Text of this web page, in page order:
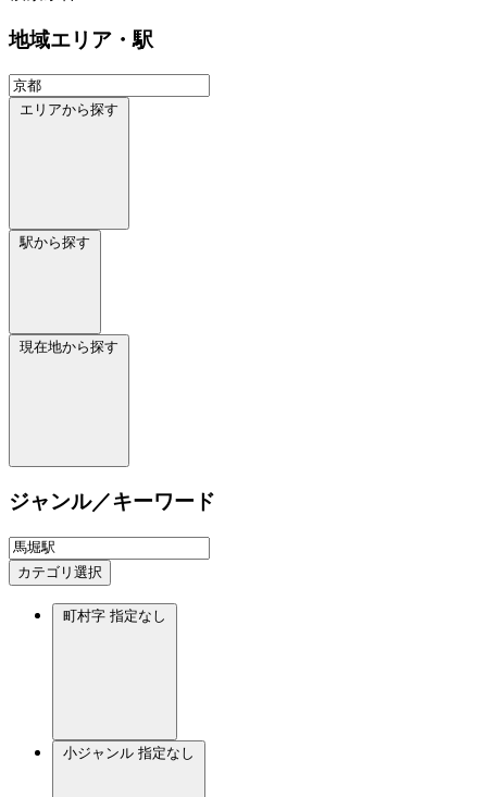
地域エリア・駅
エリアから探す
駅から探す
現在地から探す
ジャンル／キーワード
カテゴリ選択
町村字 指定なし
小ジャンル 指定なし